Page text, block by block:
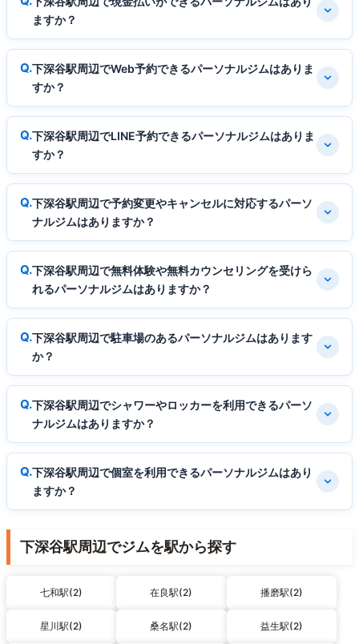
ますか？
下深谷駅周辺でWeb予約できるパーソナルジムはありま
すか？
下深谷駅周辺でLINE予約できるパーソナルジムはありま
すか？
下深谷駅周辺で予約変更やキャンセルに対応するパーソ
ナルジムはありますか？
下深谷駅周辺で無料体験や無料カウンセリングを受けら
れるパーソナルジムはありますか？
下深谷駅周辺で駐車場のあるパーソナルジムはあります
か？
下深谷駅周辺でシャワーやロッカーを利用できるパーソ
ナルジムはありますか？
下深谷駅周辺で個室を利用できるパーソナルジムはあり
ますか？
下深谷駅周辺でジムを駅から探す
七和駅(2) 在良駅(2) 播磨駅(2)
星川駅(2) 桑名駅(2) 益生駅(2)